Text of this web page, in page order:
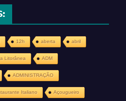
12h aberta abril
Litorânea ADM
ADMINISTRAÇÃO
Italiano Açougueiro